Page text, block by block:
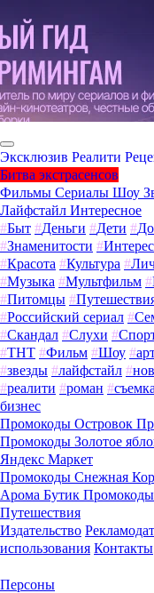
Эксклюзив Реалити
Битва экстрасенсов
Фильмы Сериалы Шоу
Лайфстайл Интересное
#Быт #Деньги #Дети #
#Знаменитости #
#Красота #Культура #
#Музыка #Мультфильм #
#Питомцы #
#Российский сериал #
#Скандал #Слухи #
#ТНТ #Фильм #Шоу #
#звезды #лайфстайл #
#реалити #роман #съемка
бизнес
Промокоды Островок
Промокоды Золотое
Яндекс Маркет
Промокоды Снежная
Арома Бутик
Путешествия
Издательство
использования Контакты
Персоны